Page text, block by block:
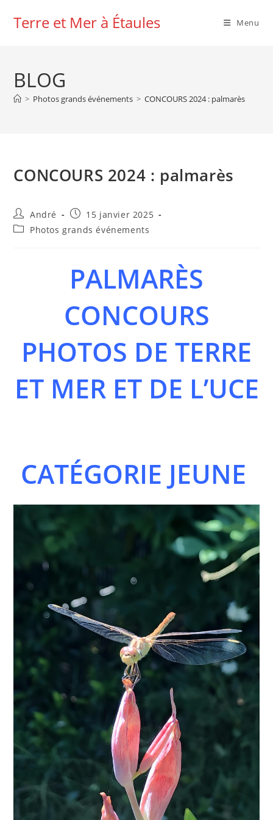
Terre et Mer à Étaules Menu
BLOG
> Photos grands événements > CONCOURS 2024 : palmarès
CONCOURS 2024 : palmarès
Auteur/autrice
de
la
André
Publication
publiée :
15 janvier 2025
PostPhotos grands événements
PALMARÈS
CONCOURS
PHOTOS DE TERRE
ET MER ET DE L’UCE
CATÉGORIE JEUNE